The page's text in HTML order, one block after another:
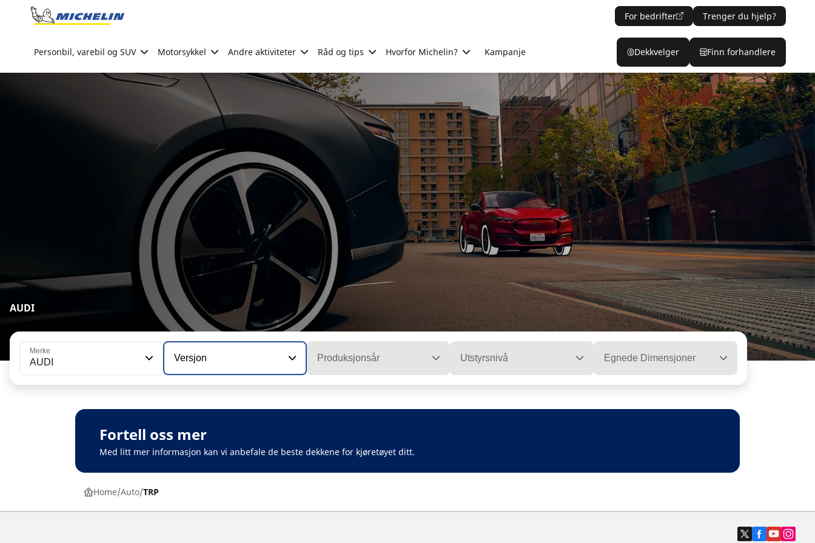
Go to page content
For bedrifter Trenger du hjelp?
Personbil, varebil og SUV Motorsykkel Andre aktiviteter Råd og tips Hvorfor Michelin? Kampanje Dekkvelger Finn forhandlere
AUDI
Merke
AUDI Versjon Produksjonsår Utstyrsnivå Egnede Dimensjoner
Fortell oss mer
Med litt mer informasjon kan vi anbefale de beste dekkene for kjøretøyet ditt.
Home Auto TRP